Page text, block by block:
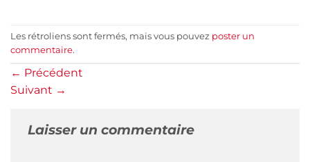
Les rétroliens sont fermés, mais vous pouvez poster un
commentaire.
← Précédent
Suivant →
Laisser un commentaire